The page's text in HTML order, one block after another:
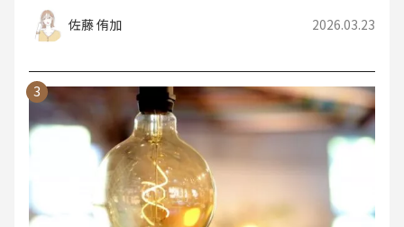
佐藤 侑加 2026.03.23